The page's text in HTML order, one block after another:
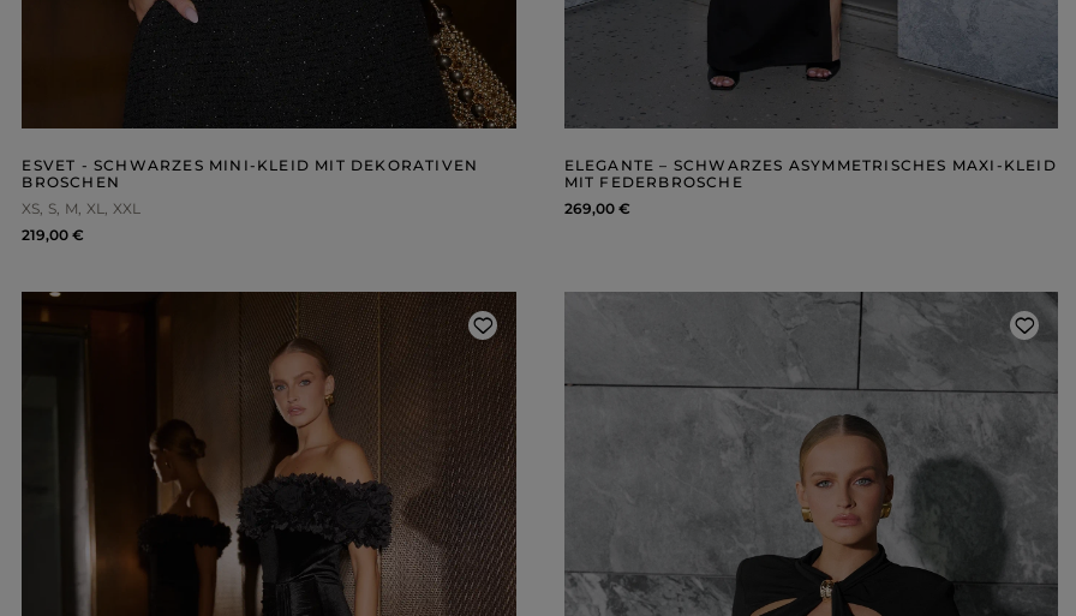
ESVET - SCHWARZES MINI-KLEID MIT DEKORATIVEN
BROSCHEN
XS S M XL XXL
219,00 €
ELEGANTE – SCHWARZES ASYMMETRISCHES MAXI-KLEID
MIT FEDERBROSCHE
269,00 €